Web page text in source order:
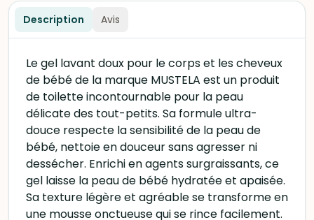
Description Avis
Le gel lavant doux pour le corps et les cheveux
de bébé de la marque MUSTELA est un produit
de toilette incontournable pour la peau
délicate des tout-petits. Sa formule ultra-
douce respecte la sensibilité de la peau de
bébé, nettoie en douceur sans agresser ni
dessécher. Enrichi en agents surgraissants, ce
gel laisse la peau de bébé hydratée et apaisée.
Sa texture légère et agréable se transforme en
une mousse onctueuse qui se rince facilement.